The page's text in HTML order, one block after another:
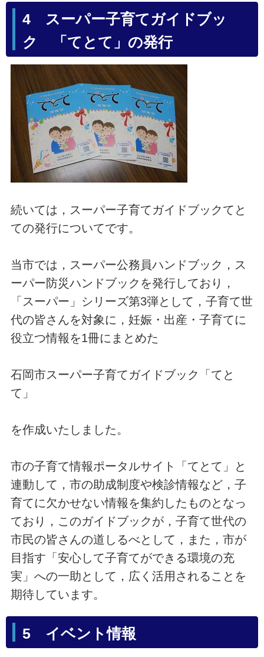
4 スーパー子育てガイドブッ
ク 「てとて」の発行
続いては，スーパー子育てガイドブックてと
ての発行についてです。
当市では，スーパー公務員ハンドブック，ス
ーパー防災ハンドブックを発行しており，
「スーパー」シリーズ第3弾として，子育て世
代の皆さんを対象に，妊娠・出産・子育てに
役立つ情報を1冊にまとめた
石岡市スーパー子育てガイドブック「てと
て」
を作成いたしました。
市の子育て情報ポータルサイト「てとて」と
連動して，市の助成制度や検診情報など，子
育てに欠かせない情報を集約したものとなっ
ており，このガイドブックが，子育て世代の
市民の皆さんの道しるべとして，また，市が
目指す「安心して子育てができる環境の充
実」への一助として，広く活用されることを
期待しています。
5 イベント情報